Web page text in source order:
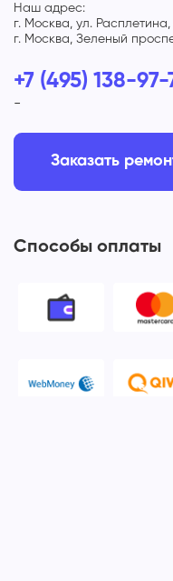
Наш адрес:
г. Москва, ул. Расплетина,
г. Москва, Зеленый
+7 (495) 138-97-
-
Заказать
Способы оплаты